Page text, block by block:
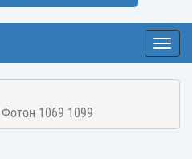
1069 1099